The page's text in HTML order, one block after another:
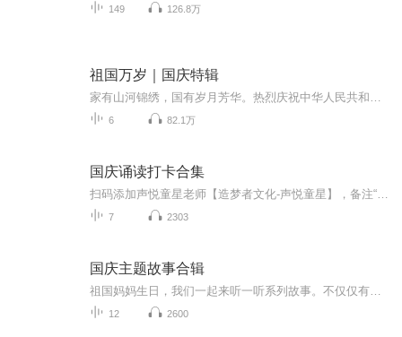
149 126.8万
祖国万岁｜国庆特辑
6 82.1万
国庆诵读打卡合集
7 2303
国庆主题故事合辑
12 2600